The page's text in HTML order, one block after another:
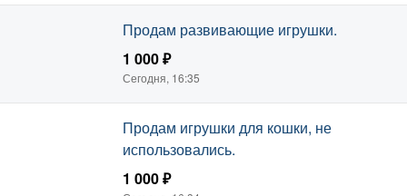
Продам развивающие игрушки.
1 000 ₽
Сегодня, 16:35
Продам игрушки для кошки, не
использовались.
1 000 ₽